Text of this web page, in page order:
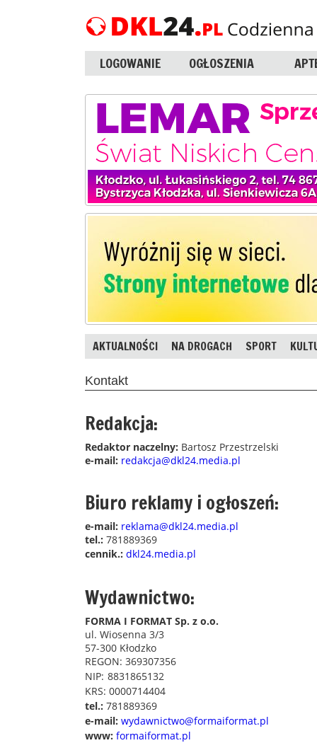
LOGOWANIE OGŁOSZENIA
AKTUALNOŚCI NA DROGACH SPORT
Kontakt
Redakcja:
Redaktor naczelny: Bartosz Przestrzelski
e-mail: redakcja@dkl24.media.pl
Biuro reklamy i ogłoszeń:
e-mail: reklama@dkl24.media.pl
tel.: 781889369
cennik.: dkl24.media.pl
Wydawnictwo:
FORMA I FORMAT Sp. z o.o.
ul. Wiosenna 3/3
57-300 Kłodzko
REGON: 369307356
NIP: 8831865132
KRS: 0000714404
tel.: 781889369
e-mail: wydawnictwo@formaiformat.pl
www: formaiformat.pl